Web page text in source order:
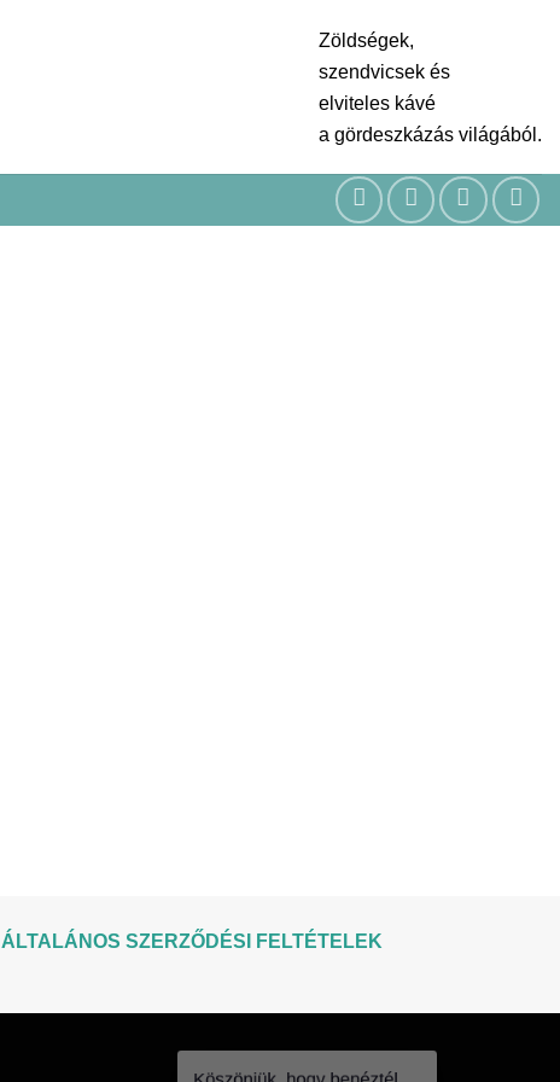
Zöldségek,
szendvicsek és
elviteles kávé
a gördeszkázás világából.
ÁLTALÁNOS SZERZŐDÉSI FELTÉTELEK